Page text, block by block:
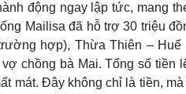
Giải trí
Nghệ sĩ
Thời trang
Sao Việt
Du
Tư
Săn
động ngay lập tức, mang
Mailisa đã hỗ trợ 30 triệu
hợp), Thừa Thiên – Huế
chồng bà Mai. Tổng số tiền
mát. Đây không chỉ là tiền, mà